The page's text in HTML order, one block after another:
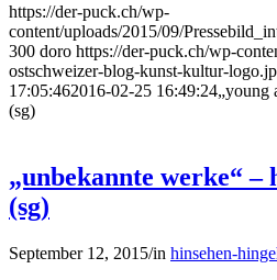
https://der-puck.ch/wp-
content/uploads/2015/09/
300 doro https://der-puck.ch/wp-
ostschweizer-blog-kunst-kultur-
17:05:462016-02-25 16:49:24„young
(sg)
„unbekannte werke“ –
(sg)
September 12, 2015/in hinsehen-